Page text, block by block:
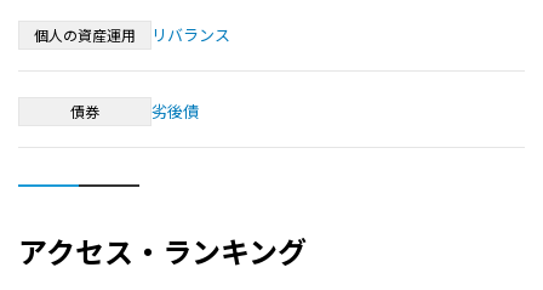
個人の資産運用 リバランス
債券 劣後債
アクセス・ランキング